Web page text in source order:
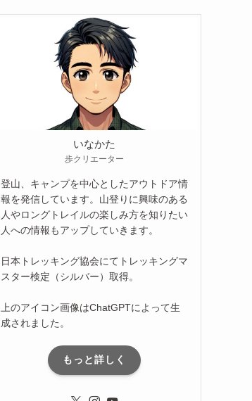
いなかた
歩クリエーター
登山、キャンプを中心としたアウトドア情
報を発信しています。山登りに興味のある
人やロングトレイルの楽しみ方を知りたい
人への情報もアップしていきます。
日本トレッキング協会にてトレッキングマ
スター検定（シルバー）取得。
上のアイコン画像はChatGPTによって生
成されました。
もっと詳しく